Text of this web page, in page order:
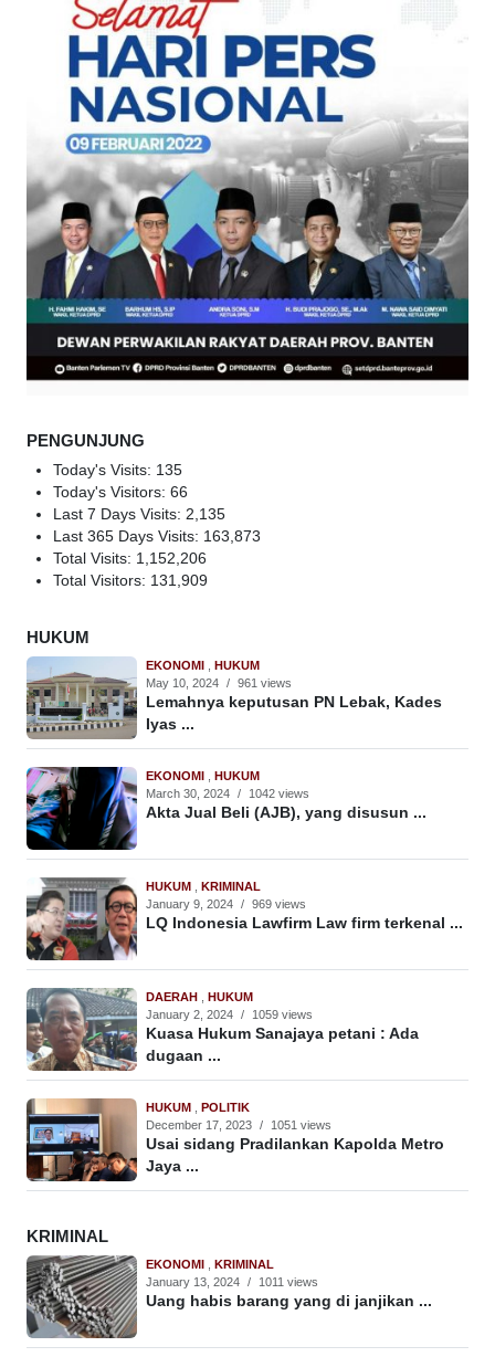
PENGUNJUNG
Today's Visits: 135
Today's Visitors: 66
Last 7 Days Visits: 2,135
Last 365 Days Visits: 163,873
Total Visits: 1,152,206
Total Visitors: 131,909
HUKUM
EKONOMI , HUKUM
May 10, 2024 / 961 views
Lemahnya keputusan PN Lebak, Kades
Iyas ...
EKONOMI , HUKUM
March 30, 2024 / 1042 views
Akta Jual Beli (AJB), yang disusun ...
HUKUM , KRIMINAL
January 9, 2024 / 969 views
LQ Indonesia Lawfirm Law firm terkenal ...
DAERAH , HUKUM
January 2, 2024 / 1059 views
Kuasa Hukum Sanajaya petani : Ada
dugaan ...
HUKUM , POLITIK
December 17, 2023 / 1051 views
Usai sidang Pradilankan Kapolda Metro
Jaya ...
KRIMINAL
EKONOMI , KRIMINAL
January 13, 2024 / 1011 views
Uang habis barang yang di janjikan ...